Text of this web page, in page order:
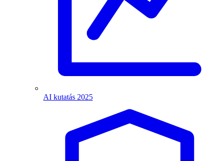
AI kutatás 2025